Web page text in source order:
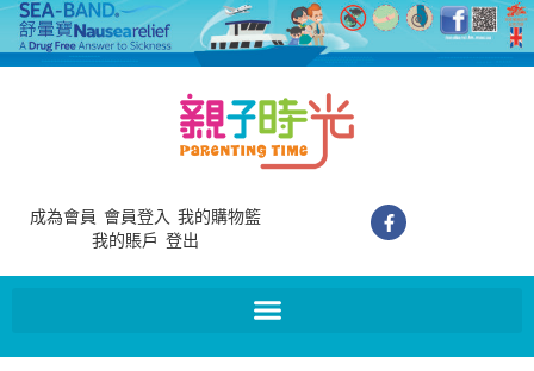
成為會員 會員登入 我的購物籃
我的賬戶 登出